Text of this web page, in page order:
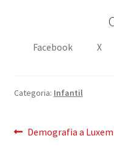
Facebook X
Categoria: Infantil
Navegació
Entrada
Demografia a